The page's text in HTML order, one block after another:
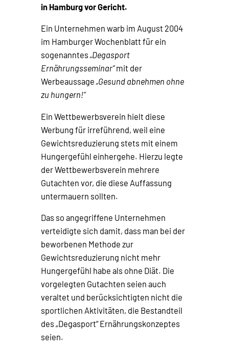
in Hamburg vor Gericht.
Ein Unternehmen warb im August 2004
im Hamburger Wochenblatt für ein
sogenanntes „Degasport
Ernährungsseminar“mit der
Werbeaussage „Gesund abnehmen ohne
zu hungern!“
Ein Wettbewerbsverein hielt diese
Werbung für irreführend, weil eine
Gewichtsreduzierung stets mit einem
Hungergefühl einhergehe. Hierzu legte
der Wettbewerbsverein mehrere
Gutachten vor, die diese Auffassung
untermauern sollten.
Das so angegriffene Unternehmen
verteidigte sich damit, dass man bei der
beworbenen Methode zur
Gewichtsreduzierung nicht mehr
Hungergefühl habe als ohne Diät. Die
vorgelegten Gutachten seien auch
veraltet und berücksichtigten nicht die
sportlichen Aktivitäten, die Bestandteil
des „Degasport“ Ernährungskonzeptes
seien.